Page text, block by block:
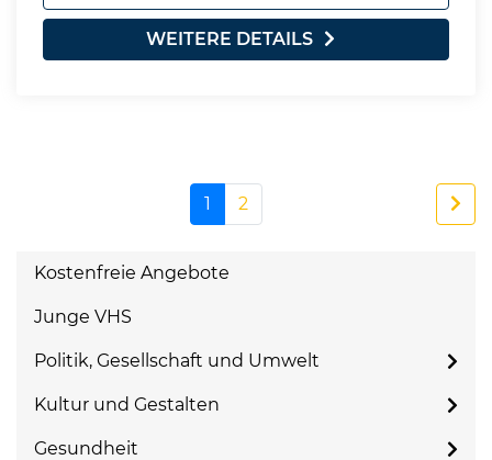
WEITERE DETAILS
1 2
Kostenfreie Angebote
Junge VHS
Politik, Gesellschaft und Umwelt
Kultur und Gestalten
Gesundheit